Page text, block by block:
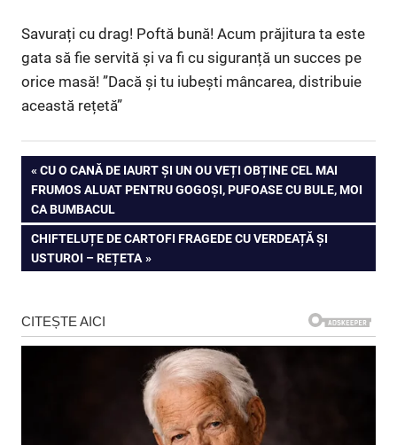
Savurați cu drag! Poftă bună! Acum prăjitura ta este
gata să fie servită și va fi cu siguranță un succes pe
orice masă! ”Dacă și tu iubești mâncarea, distribuie
această rețetă”
Navigare
în
articole
PREVIOUS
POST:
CU O CANĂ DE IAURT ȘI UN OU VEȚI OBȚINE CEL MAI
FRUMOS ALUAT PENTRU GOGOȘI, PUFOASE CU BULE, MOI
CA BUMBACUL
NEXT
POST:
CHIFTELUȚE DE CARTOFI FRAGEDE CU VERDEAȚĂ ȘI
USTUROI – REȚETA